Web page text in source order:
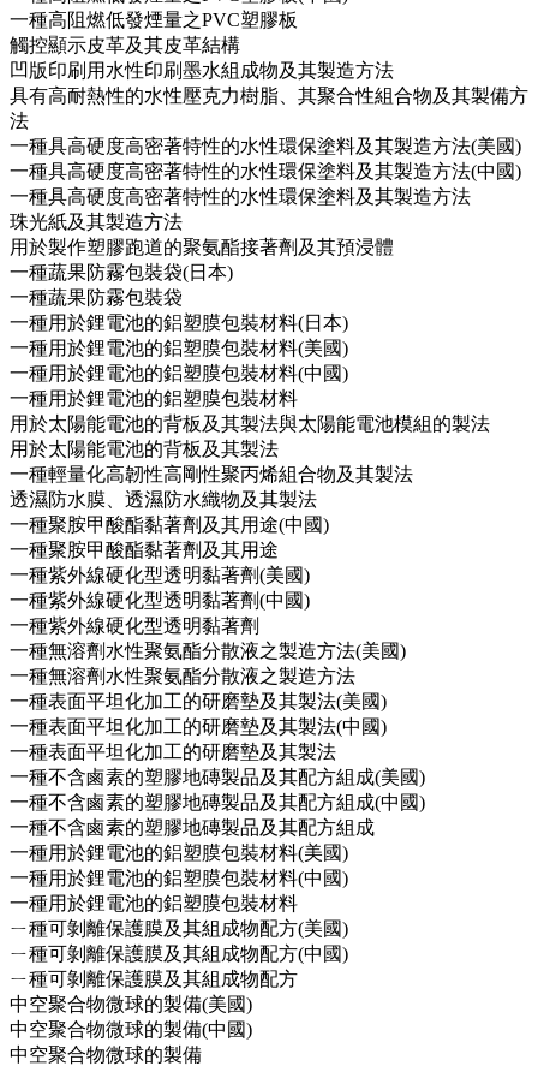
一種高阻燃低發煙量之PVC塑膠板
觸控顯示皮革及其皮革結構
凹版印刷用水性印刷墨水組成物及其製造方法
具有高耐熱性的水性壓克力樹脂、其聚合性組合物及其製備方
法
一種具高硬度高密著特性的水性環保塗料及其製造方法(美國)
一種具高硬度高密著特性的水性環保塗料及其製造方法(中國)
一種具高硬度高密著特性的水性環保塗料及其製造方法
珠光紙及其製造方法
用於製作塑膠跑道的聚氨酯接著劑及其預浸體
一種蔬果防霧包裝袋(日本)
一種蔬果防霧包裝袋
一種用於鋰電池的鋁塑膜包裝材料(日本)
一種用於鋰電池的鋁塑膜包裝材料(美國)
一種用於鋰電池的鋁塑膜包裝材料(中國)
一種用於鋰電池的鋁塑膜包裝材料
用於太陽能電池的背板及其製法與太陽能電池模組的製法
用於太陽能電池的背板及其製法
一種輕量化高韌性高剛性聚丙烯組合物及其製法
透濕防水膜、透濕防水織物及其製法
一種聚胺甲酸酯黏著劑及其用途(中國)
一種聚胺甲酸酯黏著劑及其用途
一種紫外線硬化型透明黏著劑(美國)
一種紫外線硬化型透明黏著劑(中國)
一種紫外線硬化型透明黏著劑
一種無溶劑水性聚氨酯分散液之製造方法(美國)
一種無溶劑水性聚氨酯分散液之製造方法
一種表面平坦化加工的研磨墊及其製法(美國)
一種表面平坦化加工的研磨墊及其製法(中國)
一種表面平坦化加工的研磨墊及其製法
一種不含鹵素的塑膠地磚製品及其配方組成(美國)
一種不含鹵素的塑膠地磚製品及其配方組成(中國)
一種不含鹵素的塑膠地磚製品及其配方組成
一種用於鋰電池的鋁塑膜包裝材料(美國)
一種用於鋰電池的鋁塑膜包裝材料(中國)
一種用於鋰電池的鋁塑膜包裝材料
ㄧ種可剝離保護膜及其組成物配方(美國)
ㄧ種可剝離保護膜及其組成物配方(中國)
ㄧ種可剝離保護膜及其組成物配方
中空聚合物微球的製備(美國)
中空聚合物微球的製備(中國)
中空聚合物微球的製備